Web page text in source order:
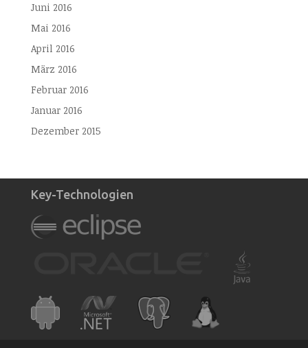
Juni 2016
Mai 2016
April 2016
März 2016
Februar 2016
Januar 2016
Dezember 2015
Key-Technologien